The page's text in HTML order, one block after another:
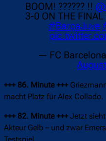
BOOM! ?????? !!
3-0 ON THE FINAL
#BarçaJuve
— FC
+++ 86. Minute +++
macht Platz für Alex Collado.
+++ 82. Minute +++ Jetzt
Akteur Gelb – und zwar